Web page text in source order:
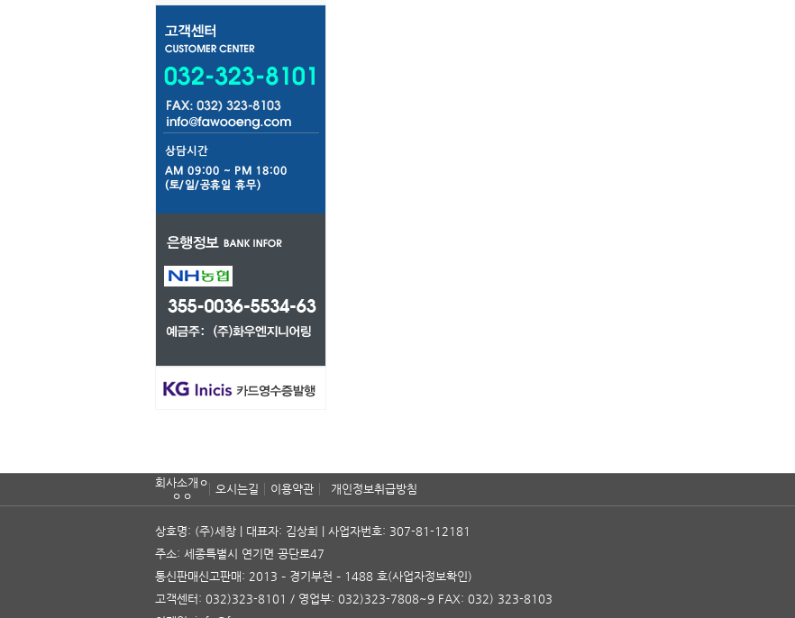
회사소개ㅇ
ㅇㅇ
오시는길 이용약관 개인정보취급방침
상호명: (주)세창 | 대표자: 김상희 | 사업자번호: 307-81-12181
주소: 세종특별시 연기면 공단로47
통신판매신고판매: 2013 – 경기부천 – 1488 호(사업자정보확인)
고객센터: 032)323-8101 / 영업부: 032)323-7808~9 FAX: 032) 323-8103